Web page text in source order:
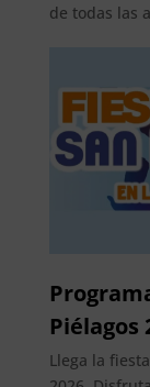
de todas las
Piélagos
Llega la